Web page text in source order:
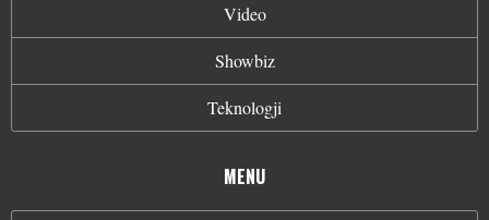
Video
Showbiz
Teknologji
MENU